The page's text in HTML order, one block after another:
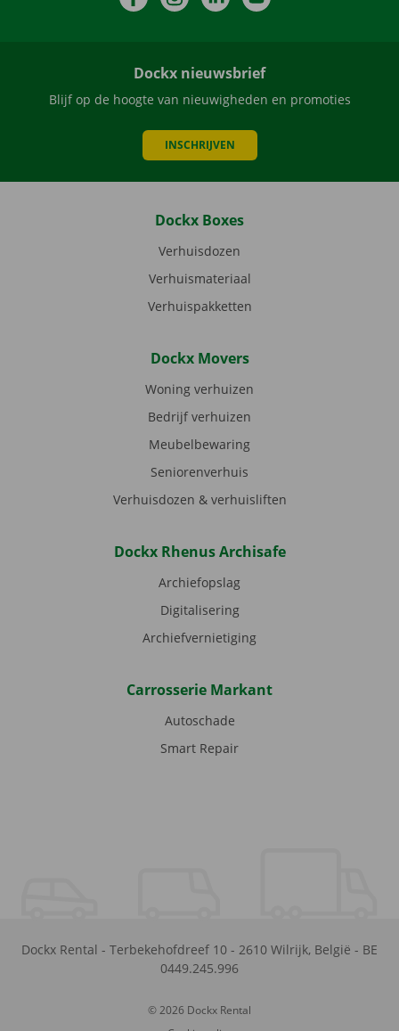
Dockx nieuwsbrief
Blijf op de hoogte van nieuwigheden en promoties
INSCHRIJVEN
Dockx Boxes
Verhuisdozen
Verhuismateriaal
Verhuispakketten
Dockx Movers
Woning verhuizen
Bedrijf verhuizen
Meubelbewaring
Seniorenverhuis
Verhuisdozen & verhuisliften
Dockx Rhenus Archisafe
Archiefopslag
Digitalisering
Archiefvernietiging
Carrosserie Markant
Autoschade
Smart Repair
Dockx Rental - Terbekehofdreef 10 - 2610 Wilrijk, België - BE
0449.245.996
© 2026 Dockx Rental